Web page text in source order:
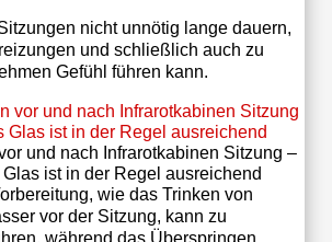
nicht unnötig lange dauern,
und schließlich auch zu
Gefühl führen kann.
und nach Infrarotkabinen Sitzung –
ist in der Regel ausreichend
wie das Trinken von
vor der Sitzung, kann zu
während das Überspringen